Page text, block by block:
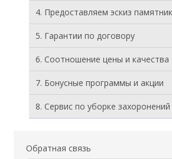
4. Предоставляем эскиз
5. Гарантии по договору
6. Соотношение цены и качества
7. Бонусные программы и акции
8. Cервис по уборке захоронений
Обратная связь